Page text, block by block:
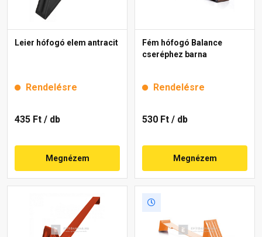
Leier hófogó elem antracit
Rendelésre
435 Ft / db
Megnézem
Fém hófogó Balance
cseréphez barna
Rendelésre
530 Ft / db
Megnézem